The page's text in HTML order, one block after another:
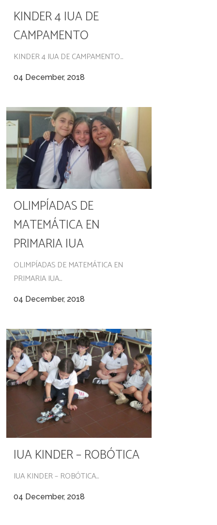
KINDER 4 IUA DE
CAMPAMENTO
KINDER 4 IUA DE CAMPAMENTO...
04 December, 2018
OLIMPÍADAS DE
MATEMÁTICA EN
PRIMARIA IUA
OLIMPÍADAS DE MATEMÁTICA EN
PRIMARIA IUA...
04 December, 2018
IUA KINDER – ROBÓTICA
IUA KINDER – ROBÓTICA...
04 December, 2018